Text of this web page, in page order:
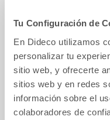
Tu Configuración de
En Dideco utilizamos
personalizar tu
sitio web, y ofrecerte
sitios web y en redes
información sobre el
colaboradores de
misterio de la lupa
roja.
34,41€
Comprar